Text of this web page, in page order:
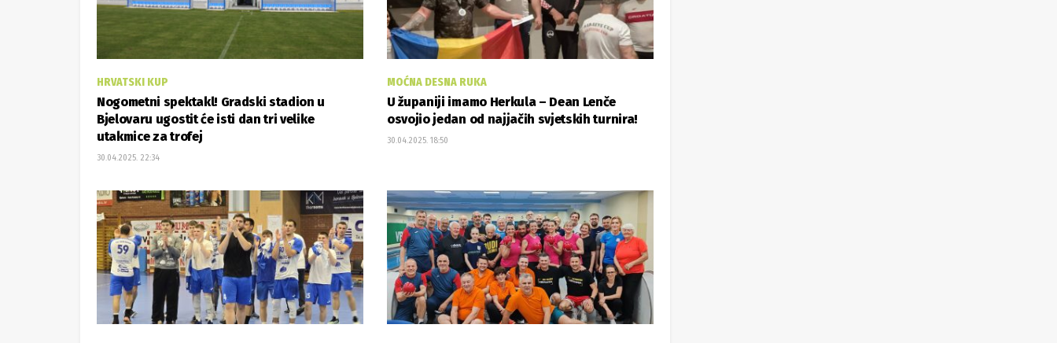
HRVATSKI KUP
Nogometni spektakl! Gradski stadion u
utakmice za trofej
30.04.2025. 22:34
MOĆNA DESNA RUKA
U županiji imamo Herkula – Dean Lenče
1. HRL SJEVER
Rukometaši Bjelovara u drugom poluvremenu
KUGLANJE
Uskrsni turnir rekreativaca pripao Šumarima